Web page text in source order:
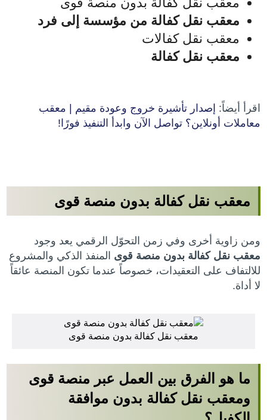
معقب نقل كفالة من مؤسسة إلى فرد
معقب نقل كفالات
معقب نقل كفالة
اقرأ أيضاً: إصدار تأشيرة خروج وعودة مقيم | معقب
معاملات أونلاين؟ تواصل الآن وابدأ التنفيذ فورًا!
معقب نقل كفالة بدون منصة قوى
ومن زاوية أخرى وفي زمن التحوّل الرقمي يعد وجود
معقب نقل كفالة بدون منصة قوى المنفذ الذكي والمشروع
للالتفاف على التعقيدات، خصوصاً عندما تكون المنصة عائقاً
لا أداة.
معقب نقل كفالة بدون منصة قوى
ما هو الفرق بين العمل عبر منصة قوى
ومعقب نقل كفالة بدون موافقة